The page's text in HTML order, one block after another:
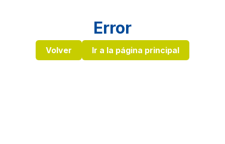
Error
Volver Ir a la página principal